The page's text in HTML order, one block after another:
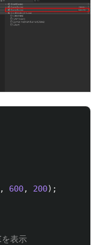
, 600, 200);
表示